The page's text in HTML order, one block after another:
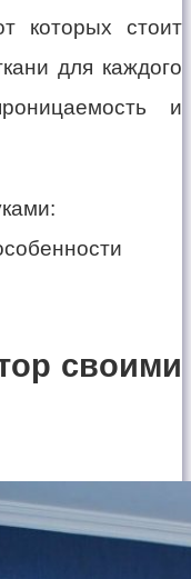
которых стоит
для каждого
и
своими